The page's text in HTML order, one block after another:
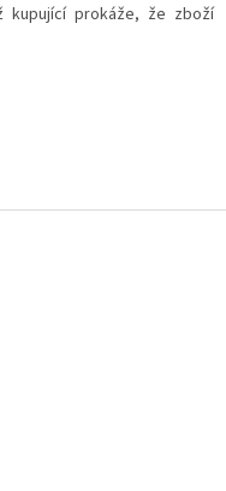
prokáže, že zboží